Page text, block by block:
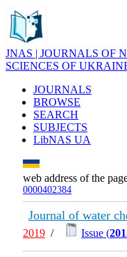
JNAS | JOURNALS OF
SCIENCES OF
JOURNALS
BROWSE
SEARCH
SUBJECTS
LibNAS UA
web address of the
0000402384
Journal of water
2019 / Issue (